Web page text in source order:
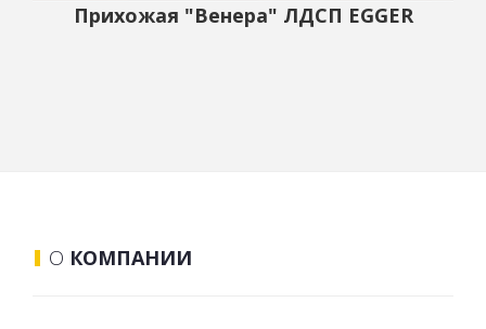
Прихожая "Венера" ЛДСП EGGER
О КОМПАНИИ